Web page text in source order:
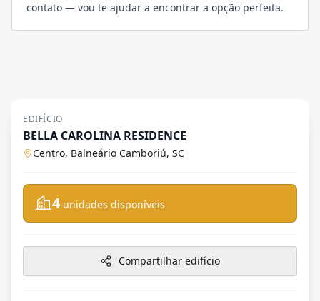
contato — vou te ajudar a encontrar a opção perfeita.
EDIFÍCIO
BELLA CAROLINA RESIDENCE
Centro, Balneário Camboriú, SC
4 unidades disponíveis
Compartilhar edifício